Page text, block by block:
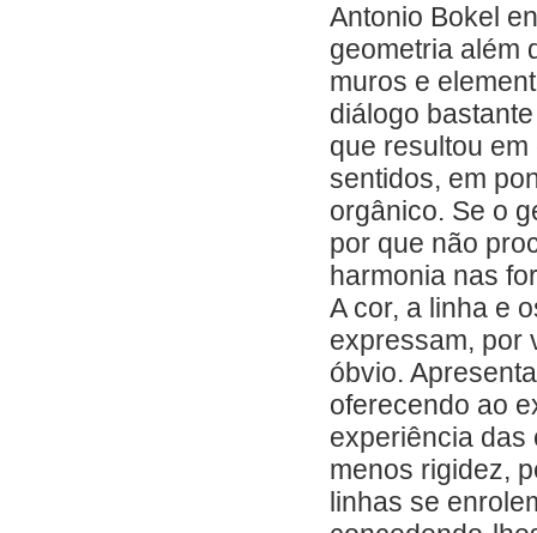
Antonio Bokel
geometria além
muros e
diálogo
que resultou
sentidos, em
orgânico. Se o
por que não
harmonia nas
A cor, a linha e
expressam, por
óbvio.
oferecendo ao
experiência das
menos rigidez,
linhas se